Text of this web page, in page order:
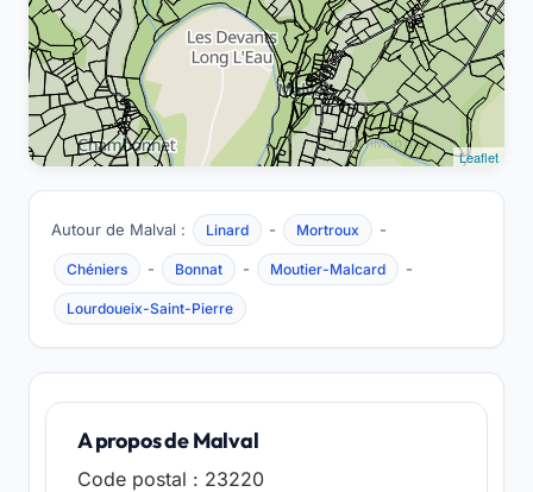
Leaflet
Autour de Malval : Linard - Mortroux -
Chéniers - Bonnat - Moutier-Malcard -
Lourdoueix-Saint-Pierre
A propos de Malval
Code postal : 23220